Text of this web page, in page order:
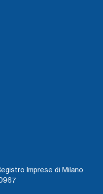
Imprese di Milano